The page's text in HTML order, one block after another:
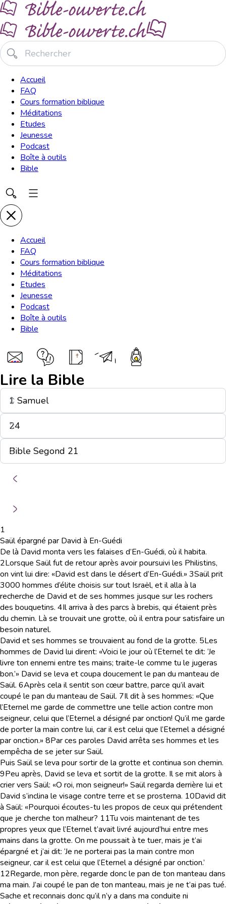
Accueil
FAQ
Cours formation biblique
Méditations
Etudes
Jeunesse
Podcast
Boîte à outils
Bible
Accueil
FAQ
Cours formation biblique
Méditations
Etudes
Jeunesse
Podcast
Boîte à outils
Bible
Lire la Bible
1
Saül épargné par David à En-Guédi
De là David monta vers les falaises d’En-Guédi, où il habita.
2Lorsque Saül fut de retour après avoir poursuivi les Philistins,
on vint lui dire: «David est dans le désert d’En-Guédi.» 3Saül prit
3000 hommes d’élite choisis sur tout Israël, et il alla à la
recherche de David et de ses hommes jusque sur les rochers
des bouquetins. 4Il arriva à des parcs à brebis, qui étaient près
du chemin. Là se trouvait une grotte, où il entra pour satisfaire un
besoin naturel.
David et ses hommes se trouvaient au fond de la grotte. 5Les
hommes de David lui dirent: «Voici le jour où l’Eternel te dit: ‘Je
livre ton ennemi entre tes mains; traite-le comme tu le jugeras
bon.’» David se leva et coupa doucement le pan du manteau de
Saül. 6Après cela il sentit son cœur battre, parce qu’il avait
coupé le pan du manteau de Saül. 7Il dit à ses hommes: «Que
l’Eternel me garde de commettre une telle action contre mon
seigneur, celui que l’Eternel a désigné par onction! Qu’il me garde
de porter la main contre lui, car il est celui que l’Eternel a désigné
par onction.» 8Par ces paroles David arrêta ses hommes et les
empêcha de se jeter sur Saül.
Puis Saül se leva pour sortir de la grotte et continua son chemin.
9Peu après, David se leva et sortit de la grotte. Il se mit alors à
crier vers Saül: «O roi, mon seigneur!» Saül regarda derrière lui et
David s’inclina le visage contre terre et se prosterna. 10David dit
à Saül: «Pourquoi écoutes-tu les propos de ceux qui prétendent
que je cherche ton malheur? 11Tu vois maintenant de tes
propres yeux que l’Eternel t’avait livré aujourd’hui entre mes
mains dans la grotte. On me poussait à te tuer, mais je t’ai
épargné et j’ai dit: ‘Je ne porterai pas la main contre mon
seigneur, car il est celui que l’Eternel a désigné par onction.’
12Regarde, mon père, regarde donc le pan de ton manteau dans
ma main. J’ai coupé le pan de ton manteau, mais je ne t’ai pas tué.
Sache et reconnais donc qu’il n’y a dans ma conduite ni